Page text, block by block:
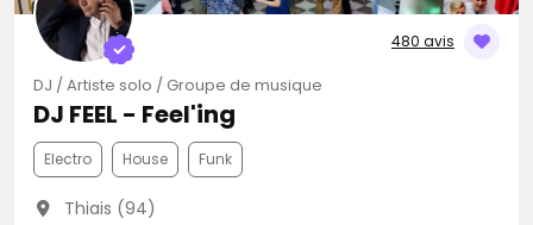
480 avis
DJ / Artiste solo / Groupe de musique
DJ FEEL - Feel'ing
Electro House Funk
Thiais (94)